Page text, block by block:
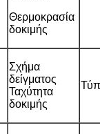
Θερμοκρασία
δοκιμής
Σχήμα
δείγματος
Ταχύτητα
δοκιμής